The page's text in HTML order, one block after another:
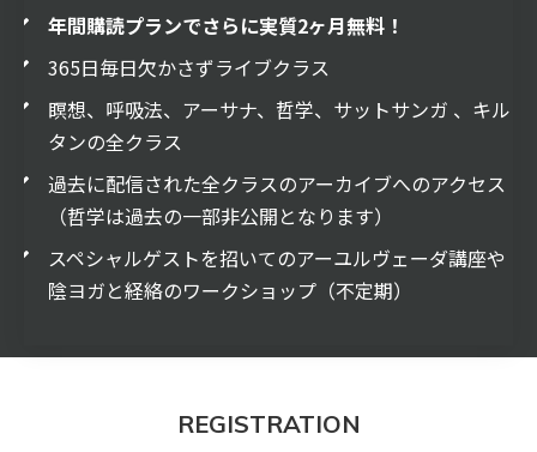
年間購読プランでさらに実質2ヶ月無料！
365日毎日欠かさずライブクラス
瞑想、呼吸法、アーサナ、哲学、サットサンガ 、キル
タンの全クラス
過去に配信された全クラスのアーカイブへのアクセス
（哲学は過去の一部非公開となります）
スペシャルゲストを招いてのアーユルヴェーダ講座や
陰ヨガと経絡のワークショップ（不定期）
REGISTRATION